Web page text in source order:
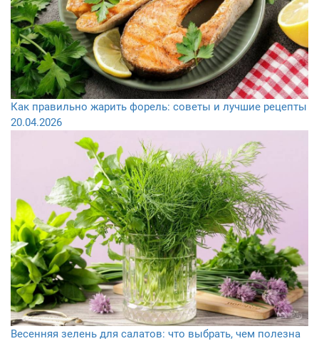
Как правильно жарить форель: советы и лучшие рецепты
20.04.2026
Весенняя зелень для салатов: что выбрать, чем полезна